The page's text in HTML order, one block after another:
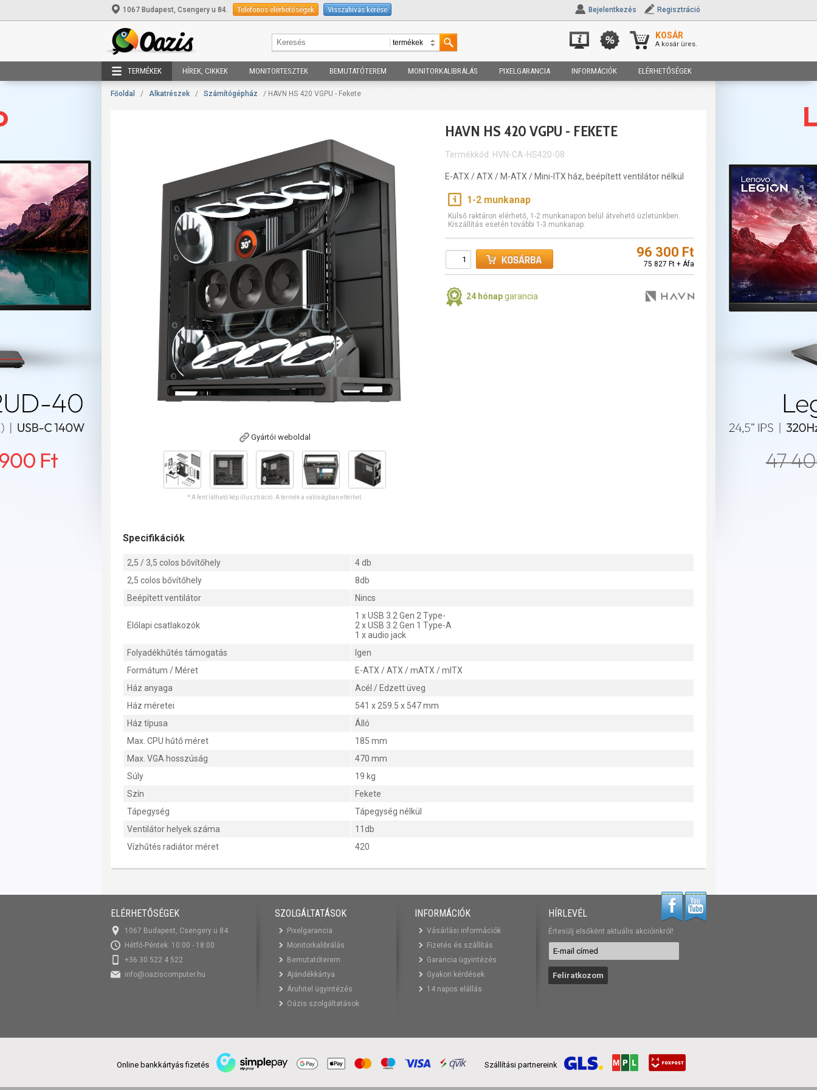
1067 Budapest, Csengery u 84. Telefonos elérhetőségek Visszahívás kérése Bejelentkezés Regisztráció
KOSÁR
A kosár üres.
TERMÉKEK HÍREK, CIKKEK MONITORTESZTEK BEMUTATÓTEREM MONITORKALIBRÁLÁS PIXELGARANCIA INFORMÁCIÓK ELÉRHETŐSÉGEK
Főoldal / Alkatrészek / Számítógépház / HAVN HS 420 VGPU - Fekete
Gyártói weboldal
* A fent látható kép illusztráció. A termék a valóságban eltérhet.
HAVN HS 420 VGPU - FEKETE
Termékkód: HVN-CA-HS420-08
E-ATX / ATX / M-ATX / Mini-ITX ház, beépített ventilátor nélkül
1-2 munkanap
Külső raktáron elérhető, 1-2 munkanapon belül átvehető üzletünkben.
Kiszállítás esetén további 1-3 munkanap.
96 300 Ft
75 827 Ft + Áfa
24 hónapgarancia
Specifikációk
2,5 / 3,5 colos bővítőhely
4 db
2,5 colos bővítőhely
8db
Beépített ventilátor
Nincs
Előlapi csatlakozók
1 x USB 3.2 Gen 2 Type-
2 x USB 3.2 Gen 1 Type-A
1 x audio jack
Folyadékhűtés támogatás
Igen
Formátum / Méret
E-ATX / ATX / mATX / mITX
Ház anyaga
Acél / Edzett üveg
Ház méretei
541 x 259.5 x 547 mm
Ház típusa
Álló
Max. CPU hűtő méret
185 mm
Max. VGA hosszúság
470 mm
Súly
19 kg
Szín
Fekete
Tápegység
Tápegység nélkül
Ventilátor helyek száma
11db
Vízhűtés radiátor méret
420
ELÉRHETŐSÉGEK
1067 Budapest, Csengery u 84.
Hétfő-Péntek: 10:00 - 18:00
+36 30 522 4 522
info@oaziscomputer.hu
SZOLGÁLTATÁSOK
Pixelgarancia
Monitorkalibrálás
Bemutatóterem
Ajándékkártya
Áruhitel ügyintézés
Oázis szolgáltatások
INFORMÁCIÓK
Vásárlási információk
Fizetés és szállítás
Garancia ügyintézés
Gyakori kérdések
14 napos elállás
HÍRLEVÉL
Értesülj elsőként aktuális akcióinkról!
Online bankkártyás fizetés Szállítási partnereink